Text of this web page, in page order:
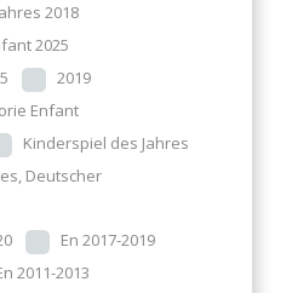
2018
2025
2019
Enfant
Kinderspiel des Jahres
Deutscher
En 2017-2019
2011-2013